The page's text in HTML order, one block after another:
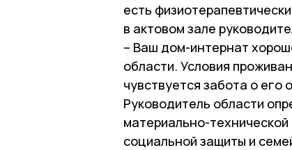
есть
в актовом зале
– Ваш дом-интернат
области. Условия
чувствуется забота о его
Руководитель области
материально-
социальной защиты и